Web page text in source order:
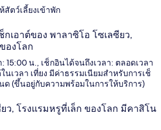
ตว์เลี้ยงเข้าพัก
กเอาต์ของ พาลาซิโอ โซเลซียว,
องโลก
15:00 น., เช็กอินได้จนถึงเวลา: ตลอดเวลา
นเวลา เที่ยง มีค่าธรรมเนียมสำหรับการเช็
ด (ขึ้นอยู่กับความพร้อมในการให้บริการ)
ว, โรงแรมหรูที่เล็ก ของโลก มีคาสิโน